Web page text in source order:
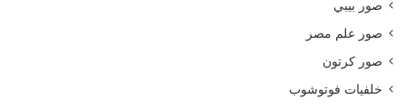
صور بيبي
صور علم مصر
صور كرتون
خلفيات فوتوشوب